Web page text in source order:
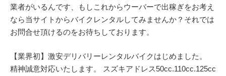
業者がいるんです、もしこれからウーバーで出稼ぎをお考え
なら当サイトからバイクレンタルしてみませんか？それでは
お問合せ頂けるのをお待ちしております。
【業界初】激安デリバリーレンタルバイクはじめました。
精神誠意対応いたします。 スズキアドレス50cc.110cc.125cc